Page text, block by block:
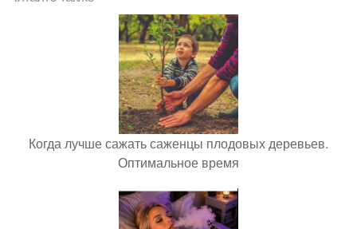
Когда лучше сажать саженцы плодовых деревьев.
Оптимальное время